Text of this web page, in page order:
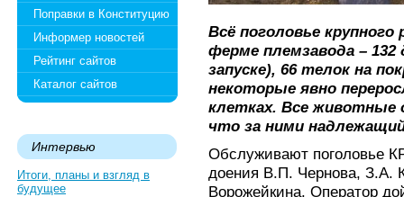
Поправки в Конституцию
Информер новостей
Рейтинг сайтов
Каталог сайтов
Интервью
Итоги, планы и взгляд в
будущее
Всё поголовье крупного
ферме племзавода – 132
запуске), 66 телок на
некоторые явно
клетках. Все
что за ними
Обслуживают поголовье
доения В.П. Чернова, З.А.
Ворожейкина. Оператор